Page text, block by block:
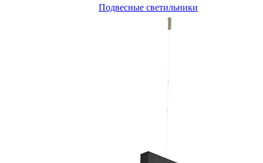
Подвесные светильники